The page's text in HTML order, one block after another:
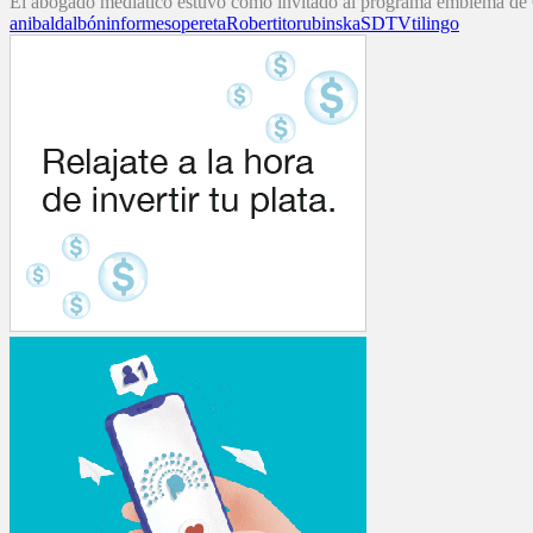
anibaldalbóninformesoperetaRobertitorubinskaSDTVtilingo